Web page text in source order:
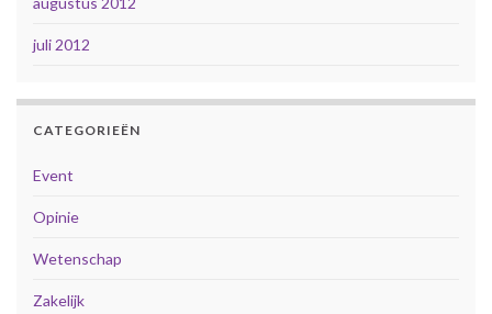
juli 2012
CATEGORIEËN
Event
Opinie
Wetenschap
Zakelijk